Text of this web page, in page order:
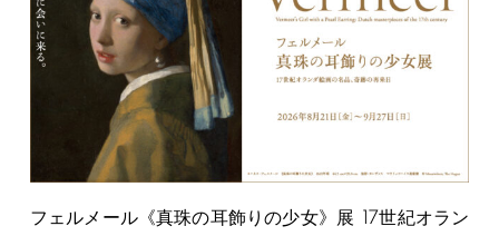
フェルメール《真珠の耳飾りの少女》展 17世紀オラン